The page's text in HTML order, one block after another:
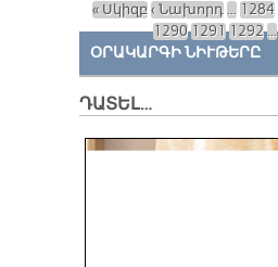
Էջեր
« Սկիզբ‹ Նախորդ … 1284
12901291 1292…
ՕՐԱԿԱՐԳԻ ՆԻՒԹԵՐԸ
ԴԱՏԵԼ…